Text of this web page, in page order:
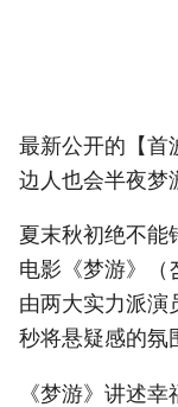
最新公开的【首
边人也会半夜梦
夏末秋初绝不能
电影《梦游》（
由两大实力派演
秒将悬疑感的氛
《梦游》讲述